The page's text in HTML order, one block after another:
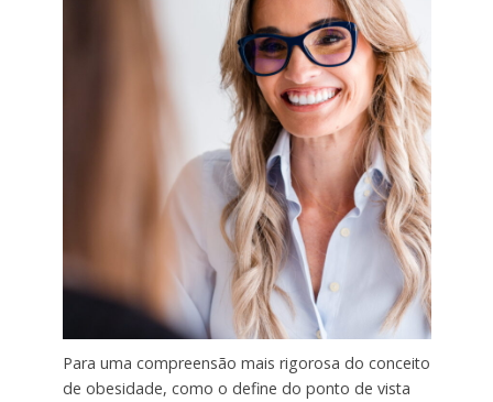
Para uma compreensão mais rigorosa do conceito
de obesidade, como o define do ponto de vista